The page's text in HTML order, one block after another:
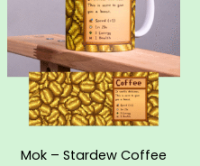
Mok – Stardew Coffee